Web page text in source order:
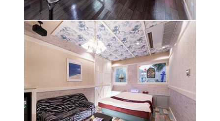
マリン風の雰囲気で楽しい気分にさせてくれる